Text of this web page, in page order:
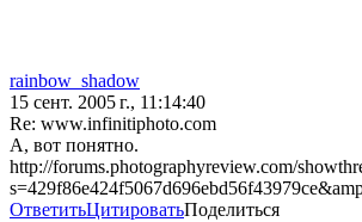
rainbow_shadow
15 сент. 2005 г., 11:14:40
Re: www.infinitiphoto.com
А, вот понятно.
http://forums.photographyreview.com/
ОтветитьЦитироватьПоделиться